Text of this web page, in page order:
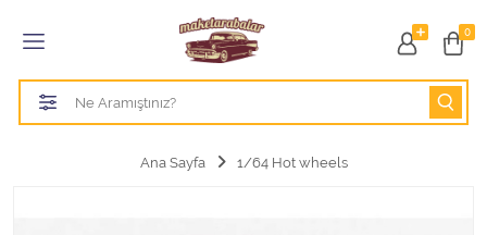
0
Tüm Kategoriler
1/18 BURAGO
Ana Sayfa 1/64 Hot wheels